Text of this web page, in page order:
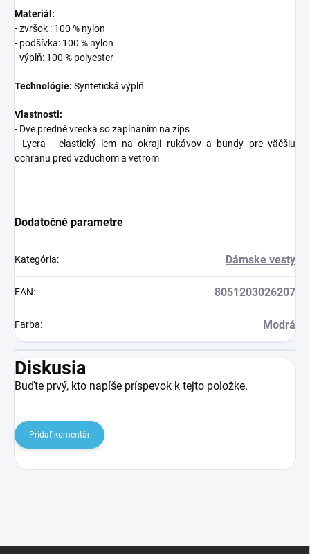
Materiál:
- zvršok : 100 % nylon
- podšívka: 100 % nylon
- výplň: 100 % polyester
Technológie: Syntetická výplň
Vlastnosti:
- Dve predné vrecká so zapínaním na zips
- Lycra - elastický lem na okraji rukávov a bundy pre väčšiu
ochranu pred vzduchom a vetrom
Dodatočné parametre
Kategória: Dámske vesty
EAN: 8051203026207
Farba: Modrá
Diskusia
Buďte prvý, kto napíše príspevok k tejto položke.
Pridať komentár